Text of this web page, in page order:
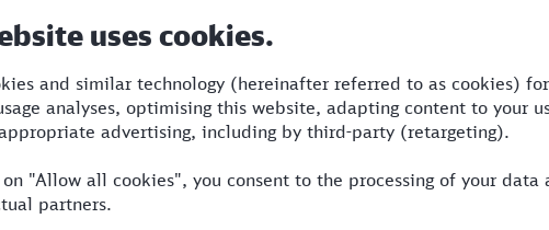
6:25 2 ARV,ICE,MRB